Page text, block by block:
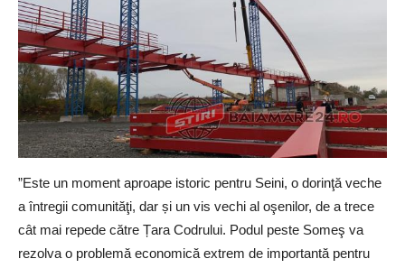
”Este un moment aproape istoric pentru Seini, o dorinţă veche
a întregii comunităţi, dar și un vis vechi al oşenilor, de a trece
cât mai repede către Țara Codrului. Podul peste Someş va
rezolva o problemă economică extrem de importantă pentru